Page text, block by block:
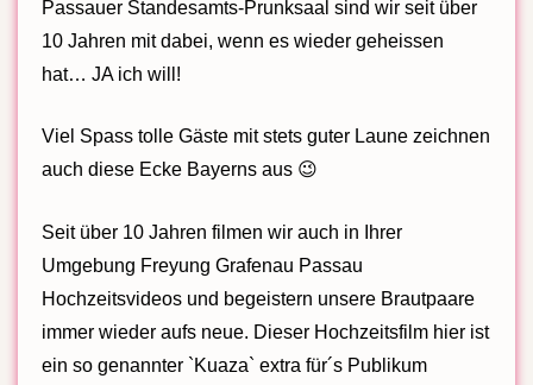
Passauer Standesamts-Prunksaal sind wir seit über
10 Jahren mit dabei, wenn es wieder geheissen
hat… JA ich will!
Viel Spass tolle Gäste mit stets guter Laune zeichnen
auch diese Ecke Bayerns aus 😉
Seit über 10 Jahren filmen wir auch in Ihrer
Umgebung Freyung Grafenau Passau
Hochzeitsvideos und begeistern unsere Brautpaare
immer wieder aufs neue. Dieser Hochzeitsfilm hier ist
ein so genannter `Kuaza` extra für´s Publikum